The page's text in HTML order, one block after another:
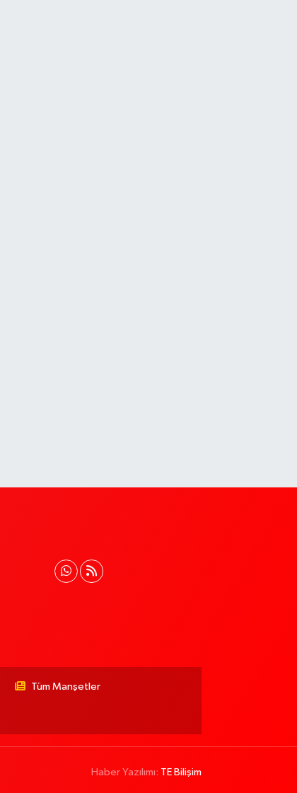
Tüm Manşetler
Haber Yazılımı: TE Bilişim